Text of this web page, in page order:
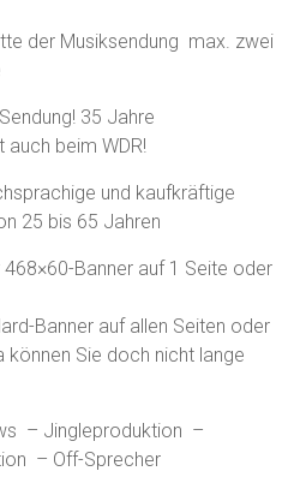
der Musiksendung max. zwei
35 Jahre
auch beim WDR!
und kaufkräftige
25 bis 65 Jahren
Banner auf 1 Seite oder
Banner auf allen Seiten oder
Sie doch nicht lange
– Jingleproduktion –
– Off-Sprecher